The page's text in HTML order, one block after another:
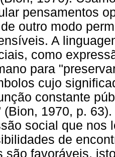
pensamentos
outro modo
A
como
para
cujo
constante
(Bion, 1970, p.
social que nos
de
são favoráveis,